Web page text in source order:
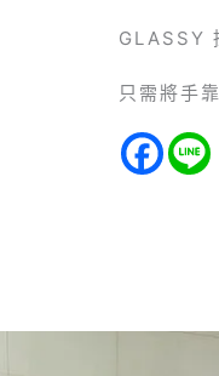
GLASSY
只需將手